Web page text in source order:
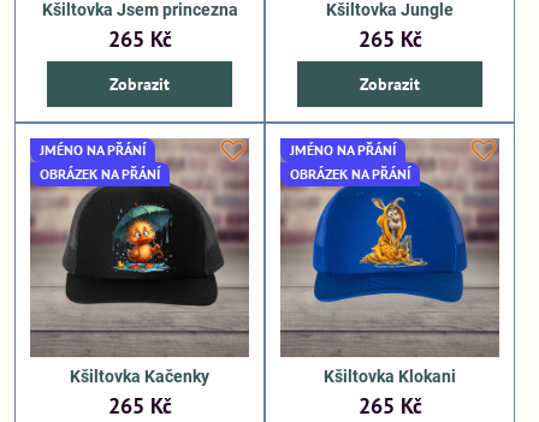
Kšiltovka Jsem princezna
265 Kč
Zobrazit
Kšiltovka Jungle
265 Kč
Zobrazit
JMÉNO NA PŘÁNÍ
OBRÁZEK NA PŘÁNÍ
Kšiltovka Kačenky
265 Kč
JMÉNO NA PŘÁNÍ
OBRÁZEK NA PŘÁNÍ
Kšiltovka Klokani
265 Kč